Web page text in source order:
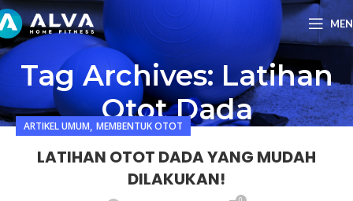
Tag Archives: Latihan
Otot Dada
ARTIKEL UMUM, MEMBENTUK OTOT
LATIHAN OTOT DADA YANG MUDAH
DILAKUKAN!